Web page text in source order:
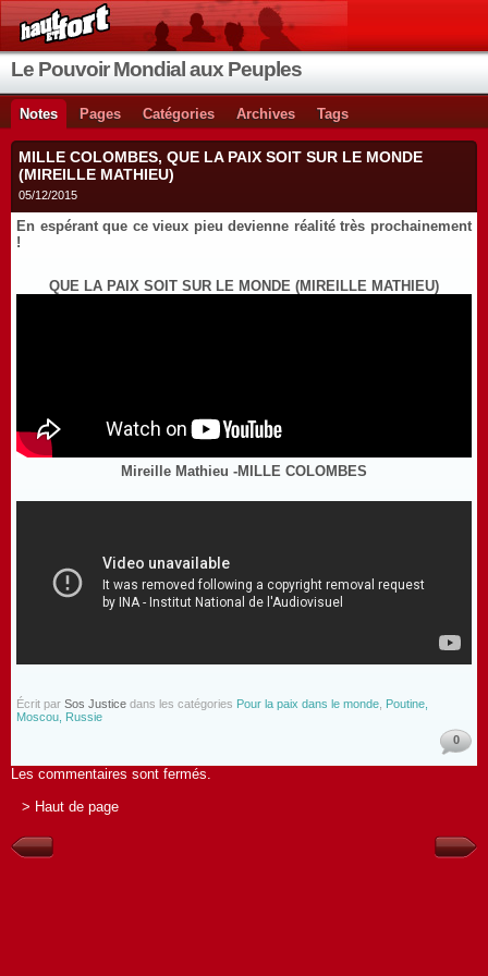
Le Pouvoir Mondial aux Peuples
Notes Pages Catégories Archives Tags
MILLE COLOMBES, QUE LA PAIX SOIT SUR LE MONDE
(MIREILLE MATHIEU)
05/12/2015
En espérant que ce vieux pieu devienne réalité très prochainement
!
QUE LA PAIX SOIT SUR LE MONDE (MIREILLE MATHIEU)
Mireille Mathieu -MILLE COLOMBES
Écrit par Sos Justice dans les catégories Pour la paix dans le monde Poutine,
Moscou, Russie
0
Les commentaires sont fermés.
> Haut de page